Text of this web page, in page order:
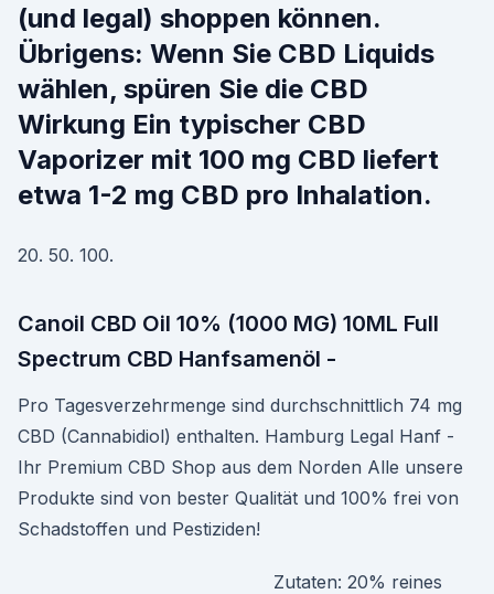
(und legal) shoppen können.
Übrigens: Wenn Sie CBD Liquids
wählen, spüren Sie die CBD
Wirkung Ein typischer CBD
Vaporizer mit 100 mg CBD liefert
etwa 1-2 mg CBD pro Inhalation.
20. 50. 100.
Canoil CBD Oil 10% (1000 MG) 10ML Full
Spectrum CBD Hanfsamenöl -
Pro Tagesverzehrmenge sind durchschnittlich 74 mg
CBD (Cannabidiol) enthalten. Hamburg Legal Hanf -
Ihr Premium CBD Shop aus dem Norden Alle unsere
Produkte sind von bester Qualität und 100% frei von
Schadstoffen und Pestiziden!
Zutaten: 20% reines